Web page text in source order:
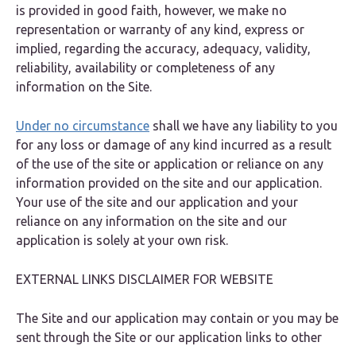
is provided in good faith, however, we make no
representation or warranty of any kind, express or
implied, regarding the accuracy, adequacy, validity,
reliability, availability or completeness of any
information on the Site.
Under no circumstance shall we have any liability to you
for any loss or damage of any kind incurred as a result
of the use of the site or application or reliance on any
information provided on the site and our application.
Your use of the site and our application and your
reliance on any information on the site and our
application is solely at your own risk.
EXTERNAL LINKS DISCLAIMER FOR WEBSITE
The Site and our application may contain or you may be
sent through the Site or our application links to other